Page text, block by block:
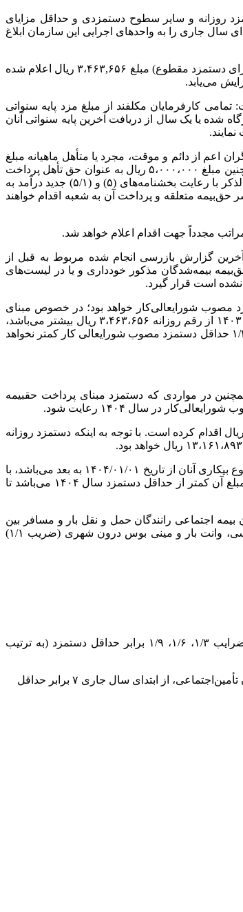
روزانه و سایر سطوح دستمزدی و حداقل مزایای
از ابتدای سال جاری را به واحدهای اجرایی این سازمان ابلاغ
بر اساس این بخشنامه، حداقل دستمزد روزانه مبنای وصول حق‌بیمه بیمه‌شدگان مشمول قوانین کار و تأمین‌اجتماعی (به استثنای مشاغل و فعالیت‌های دارای دستمزد مقطوع) مبلغ ۳،۴۶۳,۶۵۶ ریال اعلام شده
مکلفند از مبلغ مزد پایه سنواتی
یا یک سال از دریافت آخرین پایه سنواتی آنان
(۳)، (۴) و (۵) تصویب‌نامه فوق‏الذکر مقرر شده است کارفرمایان مشمول قانون کار از ابتدای سال ۱۴۰۴ به کلیه کارگران اعم از دائم و موقت، مجرد یا متأهل ماهیانه مبلغ
۲۲،۰۰۰،۰۰۰ ریال بابت کمک هزینه اقلام مصرفی خانوار به عنوان مزایای رفاهی و انگیزه‌ای، مبلغ ۹،۰۰۰،۰۰۰ ریال بابت کمک هزینه مسکن کارگری و همچنین مبلغ ۵،۰۰۰،۰۰۰ ریال به عنوان حق تأهل پرداخت
نمایند، از این رو کارفرمایان کارگاه‌های مشمول قانون کار می‌بایست طبق بند (۵) ماده (۲) قانون تأمین‌اجتماعی و آئین‌نامه اجرایی ماده (۳۹) قانون اخیرالذکر با رعایت بخشنامه‌های (۵) و (۱‏‏/۵) جدید درآمد به
متعلقه و پرداخت آن به شعبه اقدام خواهند
گزارش بازرسی انجام شده مربوط به قبل از
چنانچه در سال ۱۴۰۴ کارفرما از ارسال لیست و پرداخت حق‌بیمه بیمه‌شدگان مذکور خودداری و یا در لیست‌های
نشده است قرار گیرد.
مبنای پرداخت حق‌بیمه بیمه‌شدگان ادامه بیمه به طور اختیاری مطابق بخشنامه ۱۳۹۸ برابر ۲‏‏‏/۱ حداقل دستمزد مصوب شورایعالی‌کار خواهد بود؛ در خصوص مبنای
پرداخت حق بیمه، بیمه شدگان اختیاری آمده است: مبنای پرداخت حق‌بیمه بیمه‌شدگان ادامه بیمه به طور اختیاری که مبنای پرداخت حق‌بیمه آنان در سال ۱۴۰۳ از رقم روزانه ۳،۴۶۳،۶۵۶ ریال بیشتر می‌باشد،
همانند سایر سطوح دستمزدی معادل ۳۲ درصد به علاوه رقم ثابت روزانه ۳۱۰،۵۳۵ ریال مطابق روش ذیل در سال‌جاری افزایش می‌یابد که در هر حال از ۲‏‏‏/۱ حداقل دستمزد مصوب شورایعالی کار کمتر نخواهد
صاحبان حرف و مشاغل آزاد در سال ۱۴۰۴ معادل رقم روزانه ۳،۴۶۳،۶۵۶ ریال خواهد بود. همچنین در مواردی که دستمزد مبنای پرداخت حق‏بیمه
برای نمونه، بیمه‏‌شده‌‏ای که در سال ۱۴۰۳ نسبت به انعقاد قرارداد بیمه صاحبان حرف و مشاغل آزاد با دستمزد مبنای پرداخت حق‏بیمه روزانه ۹،۰۶۹،۶۸۵ ریال اقدام کرده است. با توجه به اینکه دستمزد روزانه
در این بخشنامه در خصوص مقرری بگیران بیمه بیکاری نیز خاطرنشان شده است: ‏‏‏ تمامی پرداختی‌های آن دسته از مقرری بگیران بیمه بیکاری که تاریخ وقوع بیکاری آنان از تاریخ ۰۱/‏۰۱/‏۱۴۰۴‬ به بعد می‌باشد، با
رعایت حداقل دستمزد سال ۱۴۰۴ خواهد بود. همچنین پرداختی‌های آن دسته از مقرری بگیران بیمه‌بیکاری سنوات قبل که در سال ۱۴۰۴ ادامه می‌یابد و مبلغ آن کمتر از حداقل دستمزد سال ۱۴۰۴ می‌باشد تا
اجتماعی رانندگان حمل و نقل بار و مسافر بین
مینی
بوس درون شهری (ضریب ۱‏‏‏‏‏/۱)
) ‏‏-کارگر درجه سه (کارگر عمومی) ۳‏‏/۱ برابر حداقل دستمزد خواهد بود و بر مبنای ضرایب اعلامی دستمزد مقطوع روزانه شغل مربوطه با اعمال ضرایب ۳‏‏‏‏‏‏‏‏/۱، ۶‏‏‏‏‏‏‏‏/۱، ۹‏‏‏‏‏‏‏‏/۱ برابر حداقل دستمزد (به ترتیب
در این بخشنامه در خصوص مبنای حداکثر دستمزد روزانه مشمول کسر حق بیمه با اشاره به ‏‏‏‏‏مصوبات شورایعالی تأمین‌اجتماعی و هیات‎امنای محترم سازمان تأمین‌اجتماعی، از ابتدای سال جاری ۷ برابر حداقل